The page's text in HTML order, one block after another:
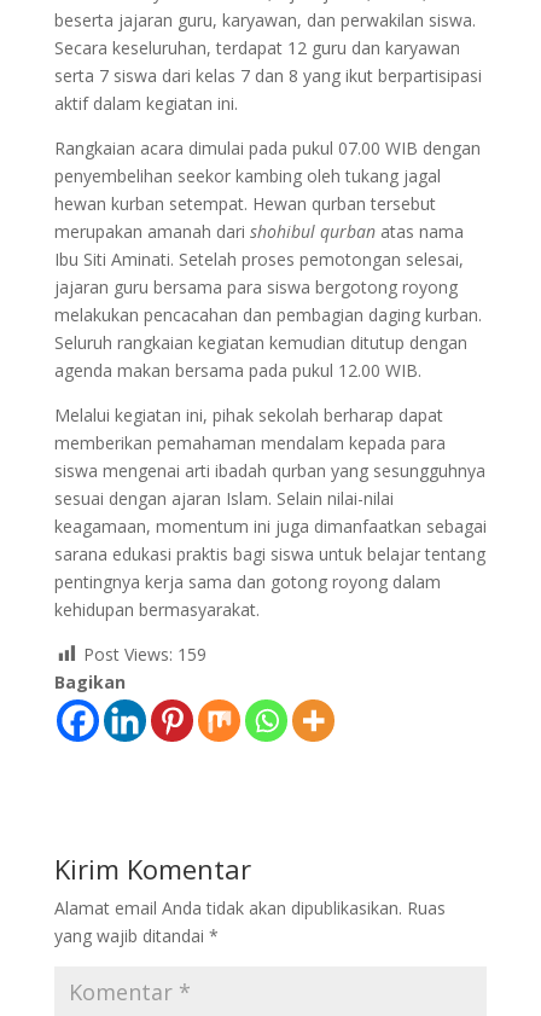
beserta jajaran guru, karyawan, dan perwakilan siswa.
Secara keseluruhan, terdapat 12 guru dan karyawan
serta 7 siswa dari kelas 7 dan 8 yang ikut berpartisipasi
aktif dalam kegiatan ini.
Rangkaian acara dimulai pada pukul 07.00 WIB dengan
penyembelihan seekor kambing oleh tukang jagal
hewan kurban setempat. Hewan qurban tersebut
merupakan amanah dari shohibul qurbanatas nama
Ibu Siti Aminati. Setelah proses pemotongan selesai,
jajaran guru bersama para siswa bergotong royong
melakukan pencacahan dan pembagian daging kurban.
Seluruh rangkaian kegiatan kemudian ditutup dengan
agenda makan bersama pada pukul 12.00 WIB.
Melalui kegiatan ini, pihak sekolah berharap dapat
memberikan pemahaman mendalam kepada para
siswa mengenai arti ibadah qurban yang sesungguhnya
sesuai dengan ajaran Islam. Selain nilai-nilai
keagamaan, momentum ini juga dimanfaatkan sebagai
sarana edukasi praktis bagi siswa untuk belajar tentang
pentingnya kerja sama dan gotong royong dalam
kehidupan bermasyarakat.
Post Views: 159
Bagikan
Kirim Komentar
Alamat email Anda tidak akan dipublikasikan. Ruas
yang wajib ditandai *